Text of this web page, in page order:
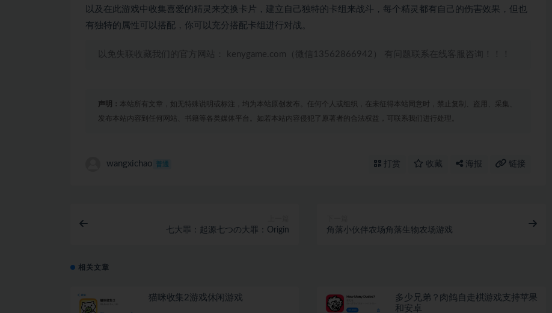
以及在此游戏中收集喜爱的精灵来交换卡片，建立自己独特的卡组来战斗，每个精灵都有自己的伤害效果，但也
有独特的属性可以搭配，你可以充分搭配卡组进行对战。
以免失联收藏我们的官方网站： kenygame.com（微信13562866942） 有问题联系在线客服咨询！！！
声明： 本站所有文章，如无特殊说明或标注，均为本站原创发布。任何个人或组织，在未征得本站同意时，禁止复制、盗用、采集、
发布本站内容到任何网站、书籍等各类媒体平台。如若本站内容侵犯了原著者的合法权益，可联系我们进行处理。
wangxichao 普通 打赏 收藏 海报 链接
七大罪：起源七つの大罪：Origin 角落小伙伴农场角落生物农场游戏
相关文章
猫咪收集2游戏休闲游戏
多少兄弟？肉鸽自走棋游戏支持苹果
和安卓